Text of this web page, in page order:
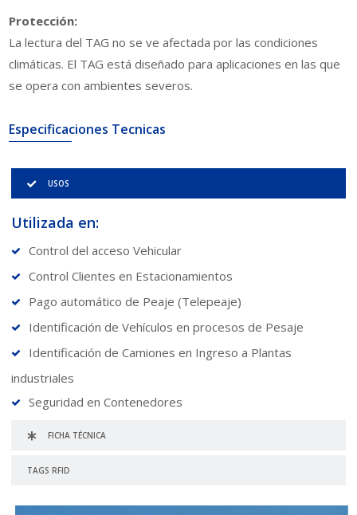
Protección:
La lectura del TAG no se ve afectada por las condiciones
climáticas. El TAG está diseñado para aplicaciones en las que
se opera con ambientes severos.
Especificaciones Tecnicas
USOS
Utilizada en:
Control del acceso Vehicular
Control Clientes en Estacionamientos
Pago automático de Peaje (Telepeaje)
Identificación de Vehículos en procesos de Pesaje
Identificación de Camiones en Ingreso a Plantas
industriales
Seguridad en Contenedores
FICHA TÉCNICA
TAGS RFID